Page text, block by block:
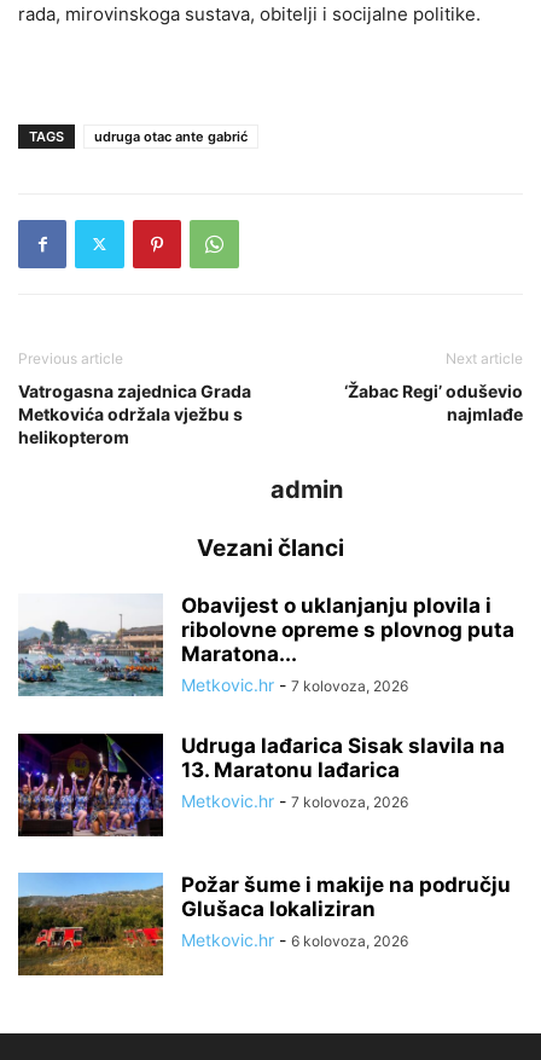
rada, mirovinskoga sustava, obitelji i socijalne politike.
TAGS udruga otac ante gabrić
Previous article
Vatrogasna zajednica Grada
Metkovića održala vježbu s
helikopterom
Next article
‘Žabac Regi’ oduševio
najmlađe
admin
Vezani članci
Obavijest o uklanjanju plovila i
ribolovne opreme s plovnog puta
Maratona...
Metkovic.hr - 7 kolovoza, 2026
Udruga lađarica Sisak slavila na
13. Maratonu lađarica
Metkovic.hr - 7 kolovoza, 2026
Požar šume i makije na području
Glušaca lokaliziran
Metkovic.hr - 6 kolovoza, 2026